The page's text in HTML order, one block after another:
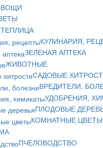
ТЕПЛИЦА
КУЛИНАРИЯ,
ЗЕЛЕНАЯ АПТЕКА
ЖИВОТНЫЕ
САДОВЫЕ
ВРЕДИТЕЛИ,
УДОБРЕНИЯ,
ПЛОДОВЫЕ
КОМНАТНЫЕ ЦВЕТЫ
ПЧЕЛОВОДСТВО